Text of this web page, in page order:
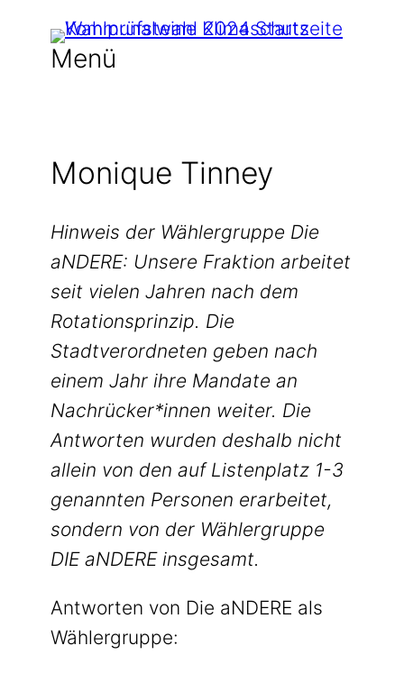
InhaltMenü
Monique Tinney
Hinweis der Wählergruppe Die
aNDERE: Unsere Fraktion arbeitet
seit vielen Jahren nach dem
Rotationsprinzip. Die
Stadtverordneten geben nach
einem Jahr ihre Mandate an
Nachrücker*innen weiter. Die
Antworten wurden deshalb nicht
allein von den auf Listenplatz 1-3
genannten Personen erarbeitet,
sondern von der Wählergruppe
DIE aNDERE insgesamt.
Antworten von Die aNDERE als
Wählergruppe: